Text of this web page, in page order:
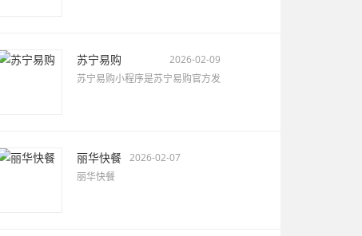
苏宁易购
2026-02-09
苏宁易购小程序是苏宁易购官方发
丽华快餐 2026-02-07
丽华快餐